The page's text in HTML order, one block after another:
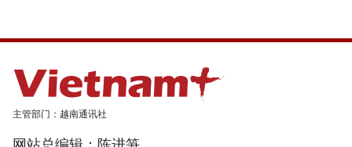
主管部门：越南通讯社